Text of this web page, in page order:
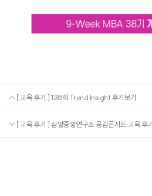
[ 교육 후기 ] 138회 Trend Insight 후기보기
[ 교육 후기 ] 삼양중앙연구소 공감콘서트 교육 후기